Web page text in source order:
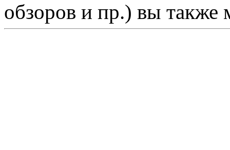
обзоров и пр.) вы также